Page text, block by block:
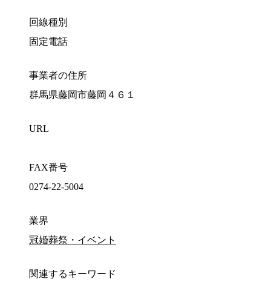
回線種別
固定電話
事業者の住所
群馬県藤岡市藤岡４６１
URL
FAX番号
0274-22-5004
業界
冠婚葬祭・イベント
関連するキーワード